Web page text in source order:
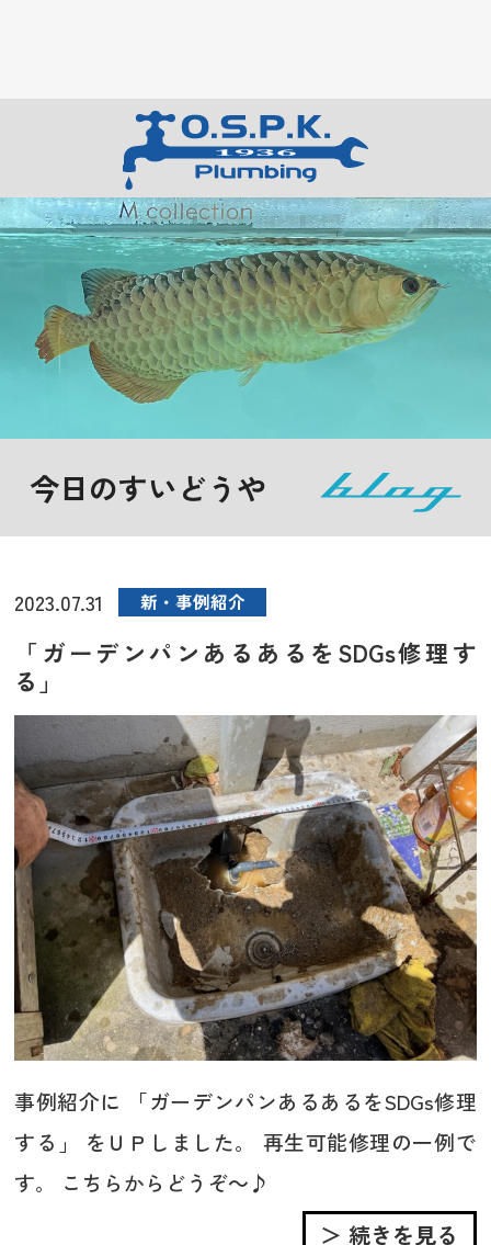
今日のすいどうや
2023.07.31 新・事例紹介
「ガーデンパンあるあるをSDGs修理す
る」
事例紹介に 「ガーデンパンあるあるをSDGs修理
する」 をＵＰしました。 再生可能修理の一例で
す。 こちらからどうぞ～♪
＞ 続きを見る